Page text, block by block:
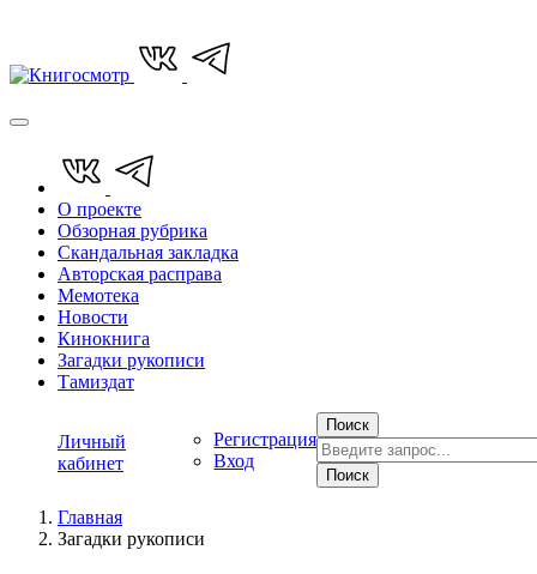
О проекте
Обзорная рубрика
Скандальная закладка
Авторская расправа
Мемотека
Новости
Кинокнига
Загадки рукописи
Тамиздат
Личный
кабинет
Регистрация
Вход
Поиск
Поиск
Главная
Загадки рукописи